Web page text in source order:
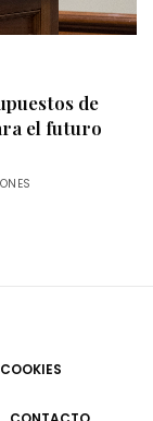
de
el futuro